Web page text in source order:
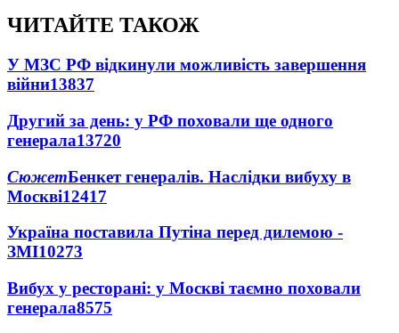
ЧИТАЙТЕ ТАКОЖ
У МЗС РФ відкинули можливість завершення
війни13837
Другий за день: у РФ поховали ще одного
генерала13720
СюжетБенкет генералів. Наслідки вибуху в
Москві12417
Україна поставила Путіна перед дилемою -
ЗМІ10273
Вибух у ресторані: у Москві таємно поховали
генерала8575